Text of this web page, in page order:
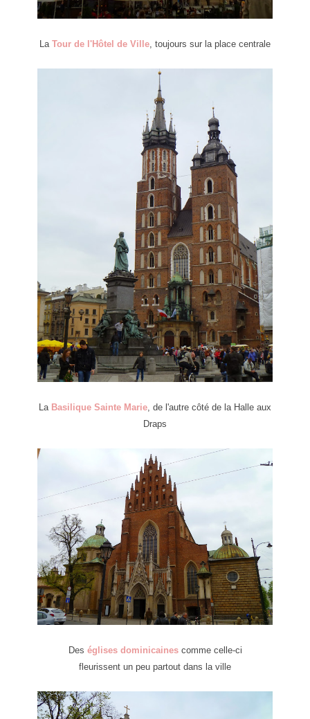
La Tour de l'Hôtel de Ville , toujours sur la place centrale
La Basilique Sainte Marie, de l'autre côté de la Halle aux
Draps
Des églises dominicainescomme celle-ci
fleurissent un peu partout dans la ville